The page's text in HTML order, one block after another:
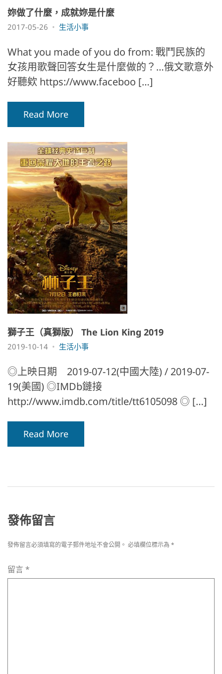
妳做了什麼，成就妳是什麼
2017-05-26 生活小事
What you made of you do from: 戰鬥民族的
女孩用歌聲回答女生是什麼做的？…俄文歌意外
好聽欸 https://www.faceboo […]
Read More
獅子王（真獅版） The Lion King 2019
2019-10-14 生活小事
◎上映日期 2019-07-12(中國大陸) / 2019-07-
19(美國) ◎IMDb鏈接
http://www.imdb.com/title/tt6105098 ◎ […]
Read More
發佈留言
發佈留言必須填寫的電子郵件地址不會公開。 必填欄位標示為 *
留言*